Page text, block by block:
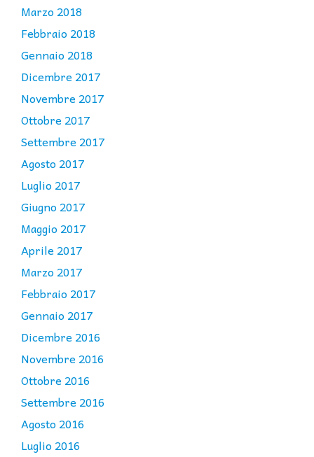
Marzo 2018
Febbraio 2018
Gennaio 2018
Dicembre 2017
Novembre 2017
Ottobre 2017
Settembre 2017
Agosto 2017
Luglio 2017
Giugno 2017
Maggio 2017
Aprile 2017
Marzo 2017
Febbraio 2017
Gennaio 2017
Dicembre 2016
Novembre 2016
Ottobre 2016
Settembre 2016
Agosto 2016
Luglio 2016